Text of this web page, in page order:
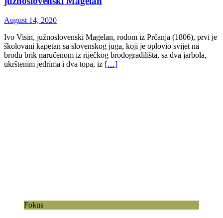
August 14, 2020
Ivo Visin, južnoslovenski Magelan, rodom iz Prčanja (1806), prvi je
školovani kapetan sa slovenskog juga, koji je oplovio svijet na
brodu brik naručenom iz riječkog brodogradilišta, sa dva jarbola,
ukrštenim jedrima i dva topa, iz […]
Fokus